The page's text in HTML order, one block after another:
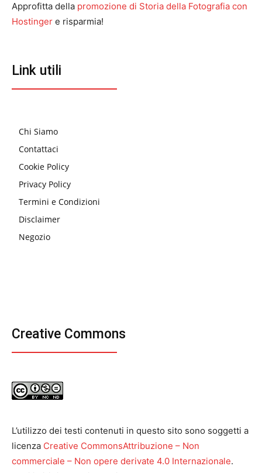
Approfitta della promozione di Storia della Fotografia con
Hostinger e risparmia!
Link utili
Chi Siamo
Contattaci
Cookie Policy
Privacy Policy
Termini e Condizioni
Disclaimer
Negozio
Creative Commons
L’utilizzo dei testi contenuti in questo sito sono soggetti a
licenza Creative CommonsAttribuzione – Non
commerciale – Non opere derivate 4.0 Internazionale.